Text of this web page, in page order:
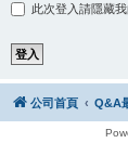
此次登入請隱藏
公司首頁 Q&A